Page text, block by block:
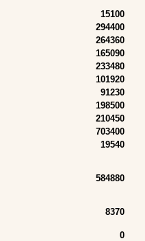
15100
294400
264360
165090
233480
101920
91230
198500
210450
703400
19540
584880
8370
0